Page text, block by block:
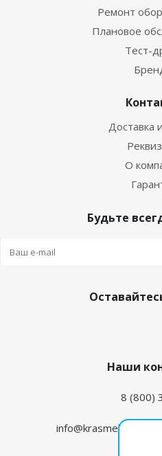
Ремонт
Плановое
Тест-
Доставка
О
Будьте
Наши
8 (800)
info@krasmehanika.ru